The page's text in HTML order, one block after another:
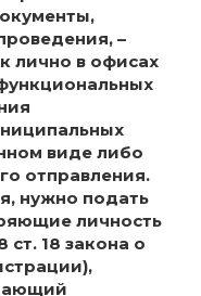
–
лично в офисах
виде либо
отправления.
нужно подать
личность
ст. 18 закона о